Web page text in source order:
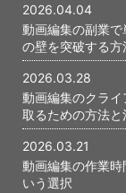
2026.04.04
動画編集の副業
の壁を突破する方
2026.03.28
動画編集のクラ
取るための方法と
2026.03.21
動画編集の作業
いう選択